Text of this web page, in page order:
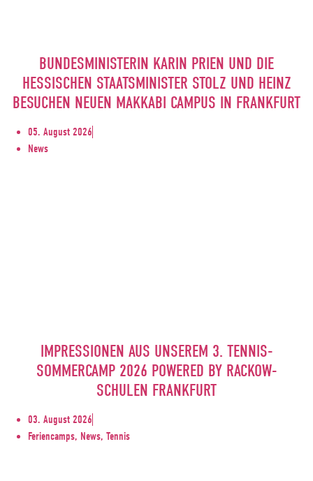
BUNDESMINISTERIN KARIN PRIEN UND DIE
HESSISCHEN STAATSMINISTER STOLZ UND HEINZ
BESUCHEN NEUEN MAKKABI CAMPUS IN FRANKFURT
05. August 2026
News
IMPRESSIONEN AUS UNSEREM 3. TENNIS-
SOMMERCAMP 2026 POWERED BY RACKOW-
SCHULEN FRANKFURT
03. August 2026
Feriencamps, News, Tennis